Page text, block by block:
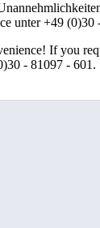
unter +49
If you
- 81097 - 601.